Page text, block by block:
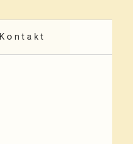
Kontakt